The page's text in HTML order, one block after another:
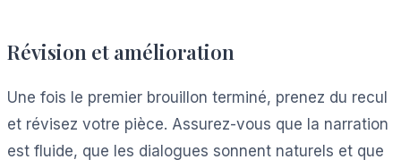
Révision et amélioration
Une fois le premier brouillon terminé, prenez du recul
et révisez votre pièce. Assurez-vous que la narration
est fluide, que les dialogues sonnent naturels et que